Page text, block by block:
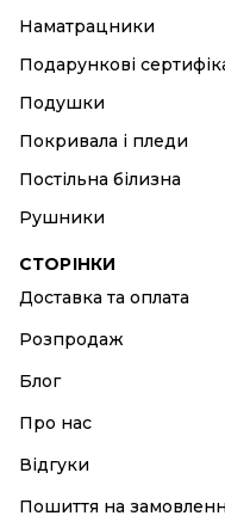
Наматрацники
Подарункові
Подушки
Покривала і пледи
Постільна білизна
Рушники
СТОРІНКИ
Доставка та оплата
Розпродаж
Блог
Про нас
Відгуки
Пошиття на